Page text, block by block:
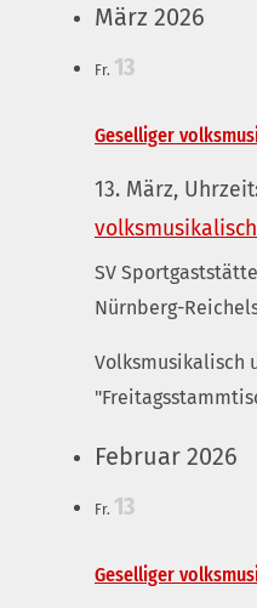
März 2026
Fr. 13
Geselliger
13. März,
SV Sportgaststätte
Nürnberg-
Volksmusikalisch
Februar 2026
Fr. 13
Geselliger